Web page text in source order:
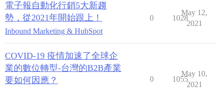
電子報自動化行銷5大新趨
勢，從2021年開始跟上！
Inbound Marketing & HubSpot
0 1028
May 12,
2021
COVID-19 疫情加速了全球企
業的數位轉型-台灣的B2B產業
要如何因應？
0 1055
May 10,
2021